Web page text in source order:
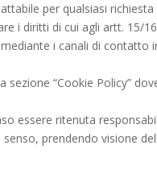
per qualsiasi
i diritti di cui agli artt.
i canali di contatto
sezione “Cookie Policy”
essere ritenuta
prendendo visione